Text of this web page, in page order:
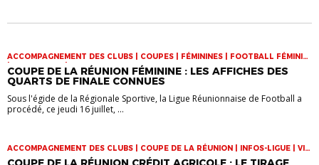
ACCOMPAGNEMENT DES CLUBS | COUPES | FÉMININES | FOOTBALL FÉMININ
| INFOS-LIGUE | VIE DES CLUBS
COUPE DE LA RÉUNION FÉMININE : LES AFFICHES DES
QUARTS DE FINALE CONNUES
Sous l'égide de la Régionale Sportive, la Ligue Réunionnaise de Football a
procédé, ce jeudi 16 juillet, ...
ACCOMPAGNEMENT DES CLUBS | COUPE DE LA RÉUNION | INFOS-LIGUE | VIE
DES CLUBS